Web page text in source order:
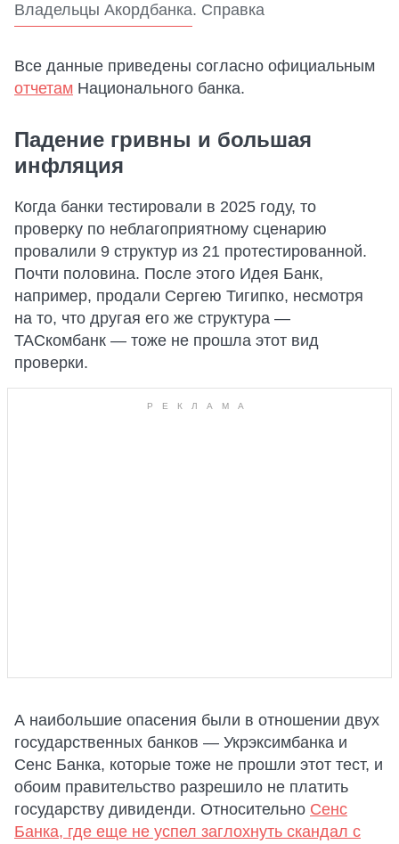
Владельцы Акордбанка. Справка
Все данные приведены согласно официальным
отчетам Национального банка.
Падение гривны и большая
инфляция
Когда банки тестировали в 2025 году, то
проверку по неблагоприятному сценарию
провалили 9 структур из 21 протестированной.
Почти половина. После этого Идея Банк,
например, продали Сергею Тигипко, несмотря
на то, что другая его же структура —
ТАСкомбанк — тоже не прошла этот вид
проверки.
А наибольшие опасения были в отношении двух
государственных банков — Укрэксимбанка и
Сенс Банка, которые тоже не прошли этот тест, и
обоим правительство разрешило не платить
государству дивиденди. Относительно Сенс
Банка, где еще не успел заглохнуть скандал с